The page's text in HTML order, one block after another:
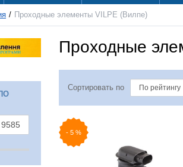
Проходные элементы VILPE (Вилпе)
Проходные
Сортировать по
- 5 %